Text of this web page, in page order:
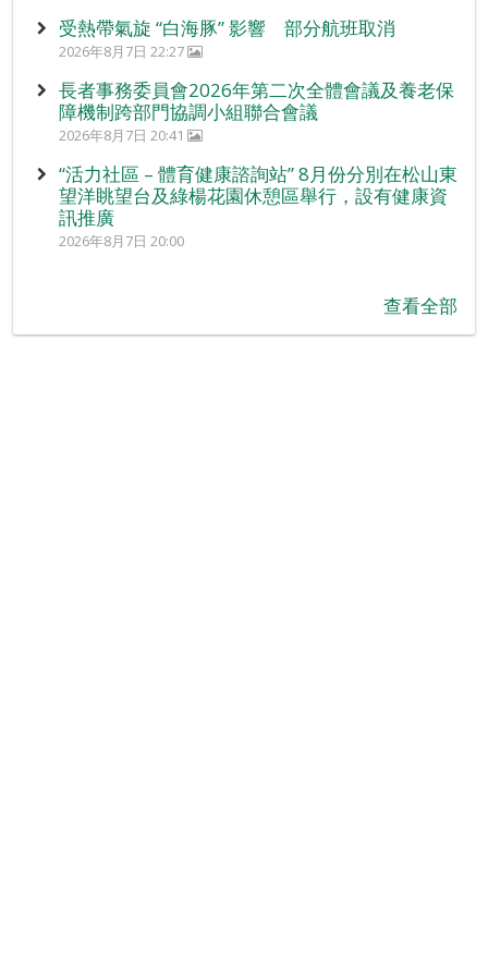
受熱帶氣旋 “白海豚” 影響 部分航班取消
2026年8月7日 22:27
長者事務委員會2026年第二次全體會議及養老保
障機制跨部門協調小組聯合會議
2026年8月7日 20:41
“活力社區 – 體育健康諮詢站” 8月份分別在松山東
望洋眺望台及綠楊花園休憩區舉行，設有健康資
訊推廣
2026年8月7日 20:00
查看全部